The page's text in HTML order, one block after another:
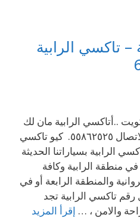
– تاكسي الرابية
الكويت ..أتاكسي الرابية مان لك
ولأسرتك خلال تنقالاتكم . الاتصال ٥٥٨٦٢٥٢٥. كيو تاكسي
الرابية بسياراتنا الحديثة
في منطقة الرابية وكافة
والمنطقة الرابعة أو في
تاكسي الرابية تجد
والامن ، … إقرأ المزيد